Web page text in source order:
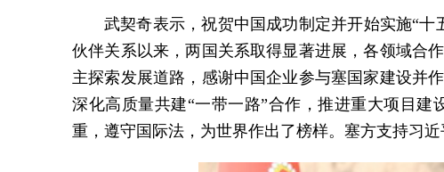
武契奇表示，祝贺中国成功制定并开始实施“
伙伴关系以来，两国关系取得显著进展，各领域合
主探索发展道路，感谢中国企业参与塞国家建设并
深化高质量共建“一带一路”合作，推进重大项目
重，遵守国际法，为世界作出了榜样。塞方支持习